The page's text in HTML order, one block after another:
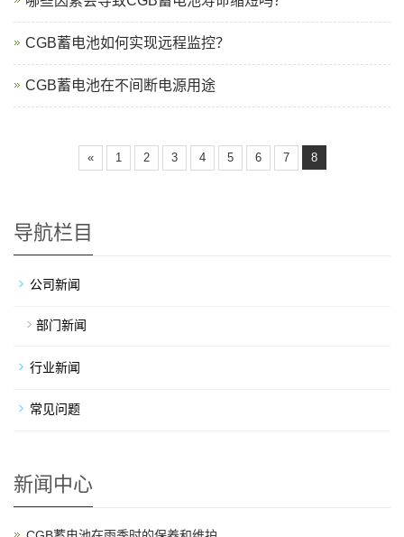
CGB蓄电池如何实现远程监控？
CGB蓄电池在不间断电源用途
« 1 2 3 4 5 6 7 8
导航栏目
公司新闻
部门新闻
行业新闻
常见问题
新闻中心